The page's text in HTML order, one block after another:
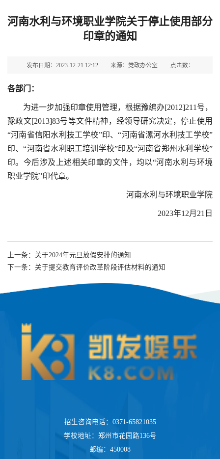
河南水利与环境职业学院关于停止使用部分
印章的通知
发布日期：2023-12-21 12:12 来源：党政办公室 点击数：
各部门：
为进一步加强印章使用管理，根据豫编办[2012]211号，
豫政文[2013]83号等文件精神，经领导研究决定，停止使用
“河南省信阳水利技工学校”印、“河南省漯河水利技工学校”
印、“河南省水利职工培训学校”印及“河南省郑州水利学校”
印。今后涉及上述相关印章的文件，均以“河南水利与环境
职业学院”印代章。
河南水利与环境职业学院
2023年12月21日
上一条： 关于2024年元旦放假安排的通知
下一条： 关于提交教育评价改革阶段评估材料的通知
招生咨询电话：0371-65821035
学校地址：郑州市花园路136号
邮编：450008